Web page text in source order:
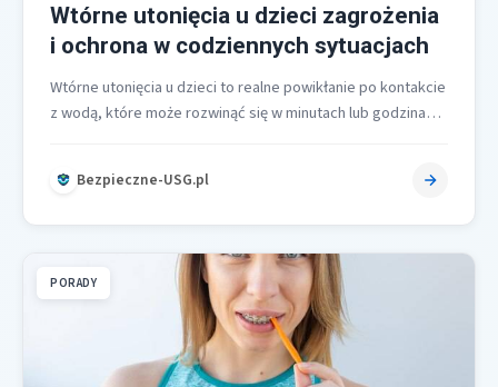
Wtórne utonięcia u dzieci zagrożenia
i ochrona w codziennych sytuacjach
Wtórne utonięcia u dzieci to realne powikłanie po kontakcie
z wodą, które może rozwinąć się w minutach lub godzinach
Bezpieczne-USG.pl
PORADY